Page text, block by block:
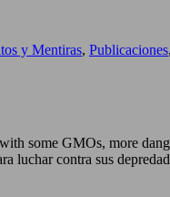
y Mentiras, Publicaciones,
some GMOs, more
luchar contra sus